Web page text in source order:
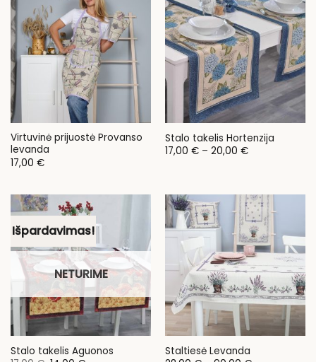
Virtuvinė prijuostė Provanso
levanda
17,00 €
Stalo takelis Hortenzija
17,00 € – 20,00 €Price
Išpardavimas!
NETURIME
Stalo takelis Aguonos
Staltiesė Levanda